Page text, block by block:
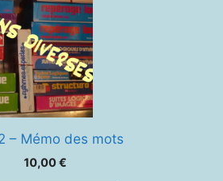
– Mémo des mots
10,00€